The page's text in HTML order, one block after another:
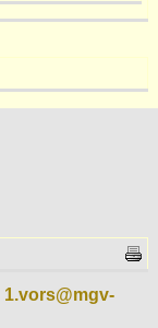
1.vors@mgv-